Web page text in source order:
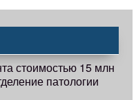
стоимостью 15 млн
патологии